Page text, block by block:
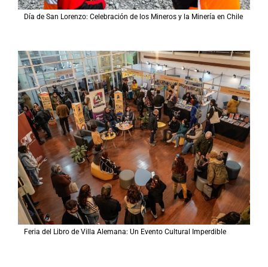
Día de San Lorenzo: Celebración de los Mineros y la Minería en Chile
Feria del Libro de Villa Alemana: Un Evento Cultural Imperdible